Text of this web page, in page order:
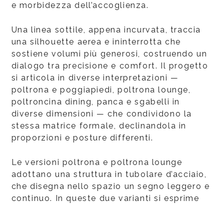
e morbidezza dell’accoglienza.
Una linea sottile, appena incurvata, traccia
una silhouette aerea e ininterrotta che
sostiene volumi più generosi, costruendo un
dialogo tra precisione e comfort. Il progetto
si articola in diverse interpretazioni —
poltrona e poggiapiedi, poltrona lounge,
poltroncina dining, panca e sgabelli in
diverse dimensioni — che condividono la
stessa matrice formale, declinandola in
proporzioni e posture differenti.
Le versioni poltrona e poltrona lounge
adottano una struttura in tubolare d’acciaio,
che disegna nello spazio un segno leggero e
continuo. In queste due varianti si esprime